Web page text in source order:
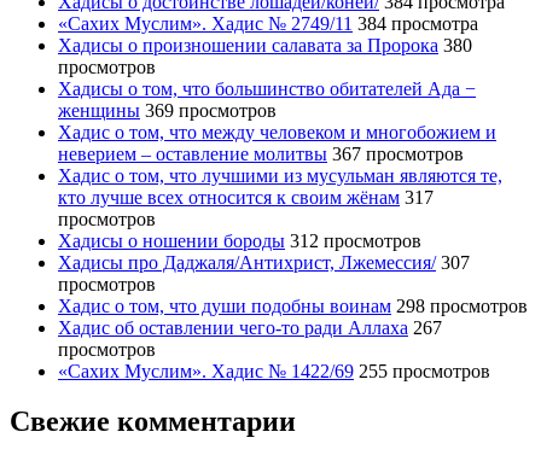
«Сахих Муслим». Хадис № 2749/11 384 просмотра
Хадисы о произношении салавата за Пророка 380
просмотров
Хадисы о том, что большинство обитателей Ада −
женщины 369 просмотров
Хадис о том, что между человеком и многобожием и
неверием – оставление молитвы 367 просмотров
Хадис о том, что лучшими из мусульман являются те,
кто лучше всех относится к своим жёнам 317
просмотров
Хадисы о ношении бороды 312 просмотров
Хадисы про Даджаля/Антихрист, Лжемессия/ 307
просмотров
Хадис о том, что души подобны воинам 298 просмотров
Хадис об оставлении чего-то ради Аллаха 267
просмотров
«Сахих Муслим». Хадис № 1422/69 255 просмотров
Свежие комментарии